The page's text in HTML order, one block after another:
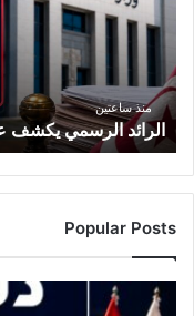
تسميات
جديدة
الداخلية
منذ ساعتين
الرائد الرسمي يكشف
Popular Posts